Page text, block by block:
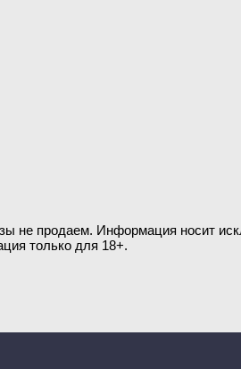
не продаем. Информация носит
только для 18+.